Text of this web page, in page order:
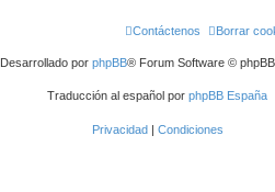
Borrar
Contáctenos
Desarrollado por phpBB® Forum Software ©
Traducción al español por phpBB España
Privacidad| Condiciones